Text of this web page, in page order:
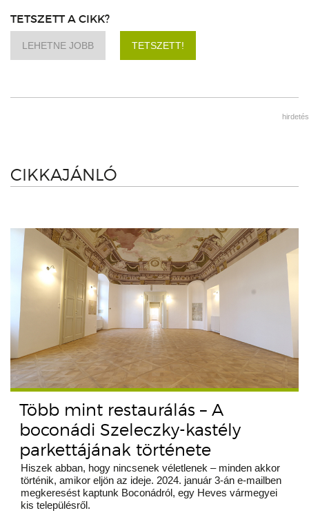
TETSZETT A CIKK?
LEHETNE JOBB TETSZETT!
hirdetés
CIKKAJÁNLÓ
Több mint restaurálás – A
boconádi Szeleczky-kastély
parkettájának története
Hiszek abban, hogy nincsenek véletlenek – minden akkor
történik, amikor eljön az ideje. 2024. január 3-án e-mailben
megkeresést kaptunk Boconádról, egy Heves vármegyei
kis településről.